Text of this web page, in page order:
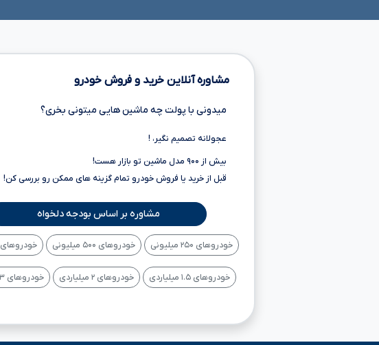
مشاوره آنلاین خرید و فروش خودرو
میدونی با پولت چه ماشین هایی میتونی بخری؟
عجولانه تصمیم نگیر، !
بیش از ۹۰۰ مدل ماشین تو بازار هست!
قبل از خرید یا فروش خودرو تمام گزینه های ممکن رو بررسی کن!
مشاوره بر اساس بودجه دلخواه
خودروهای ۲۵۰ میلیونی خودروهای ۵۰۰ میلیونی خودروهای ۱ میلیاردی
خودروهای ۱.۵ میلیاردی خودروهای ۲ میلیاردی خودروهای ۳ میلیاردی